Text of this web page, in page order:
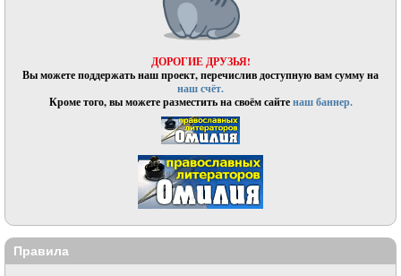
ДОРОГИЕ ДРУЗЬЯ!
Вы можете поддержать наш проект, перечислив доступную вам сумму на
наш счёт.
Кроме того, вы можете разместить на своём сайтенаш баннер.
Правила